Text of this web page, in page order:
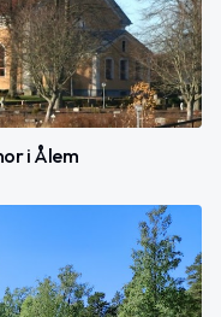
i Ålem